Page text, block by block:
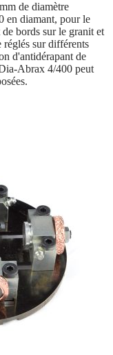
de diamètre
en diamant, pour le
bords sur le granit et
réglés sur différents
d'antidérapant de
Abrax 4/400 peut